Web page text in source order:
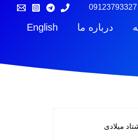
09123793327
درباره ما English
میلادی